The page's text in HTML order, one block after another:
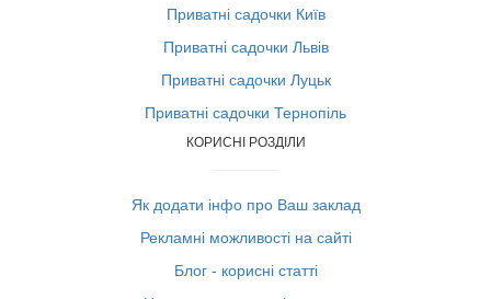
Приватні садочки Київ
Приватні садочки Львів
Приватні садочки Луцьк
Приватні садочки Тернопіль
КОРИСНІ РОЗДІЛИ
Як додати інфо про Ваш заклад
Рекламні можливості на сайті
Блог - корисні статті